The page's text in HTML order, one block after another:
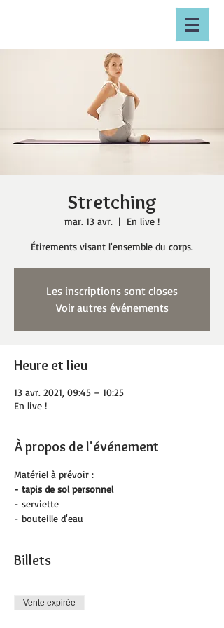
Stretching
mar. 13 avr.
  |
En live !
Étirements visant l'ensemble du corps.
Les inscriptions sont closes
Voir autres événements
Heure et lieu
13 avr. 2021, 09:45 – 10:25
En live !
À propos de l'événement
Matériel à prévoir :
- tapis de sol personnel
- serviette
- bouteille d'eau
Billets
Vente expirée